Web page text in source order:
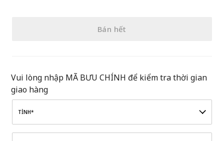
Bán hết
Vui lòng nhập MÃ BƯU CHÍNH để kiểm tra thời gian
giao hàng
TỈNH*